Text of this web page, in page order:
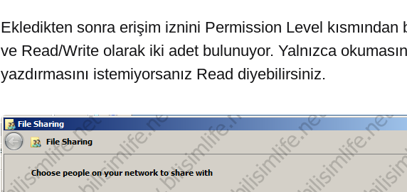
Ekledikten sonra erişim iznini Permission Level kısmından
ve Read/Write olarak iki adet bulunuyor. Yalnızca
yazdırmasını istemiyorsanız Read diyebilirsiniz.